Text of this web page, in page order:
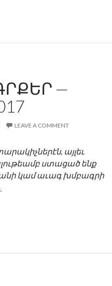
—
LEAVE A COMMENT
այլեւ
ստացած ենք
կամ աւագ խմբագրի
ԳՐՔԵՐ —